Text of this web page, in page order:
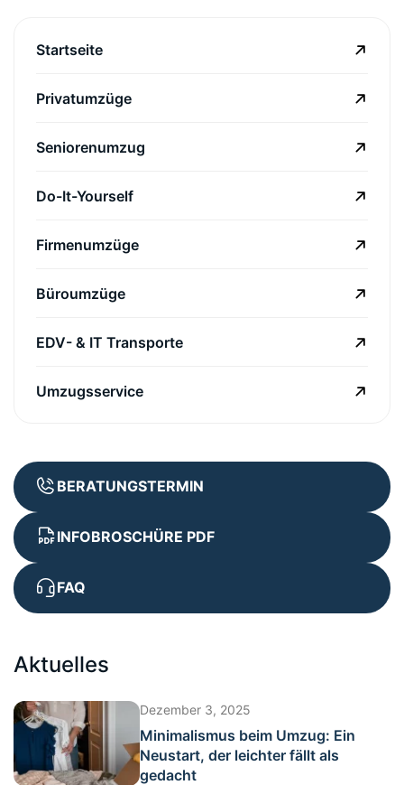
Startseite
Privatumzüge
Seniorenumzug
Do-It-Yourself
Firmenumzüge
Büroumzüge
EDV- & IT Transporte
Umzugsservice
BERATUNGSTERMIN
INFOBROSCHÜRE PDF
FAQ
Aktuelles
Dezember 3, 2025
Minimalismus beim Umzug: Ein
Neustart, der leichter fällt als
gedacht